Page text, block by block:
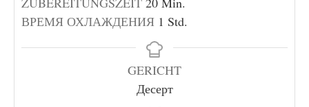
ВРЕМЯ ОХЛАЖДЕНИЯ 1 Stunde
Std.
GERICHT
Десерт